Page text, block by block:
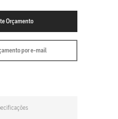
Orçamento
por e-mail